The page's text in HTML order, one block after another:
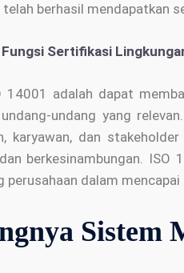
berhasil mendapatkan
Fungsi Sertifikasi
14001 adalah dapat
undang yang
karyawan, dan
berkesinambungan.
perusahaan dalam
Sistem